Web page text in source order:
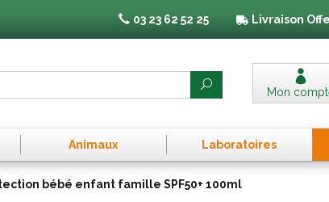
03 23 62 52 25 Livraison
Mon
Animaux Laboratoires
bébé enfant famille SPF50+ 100ml